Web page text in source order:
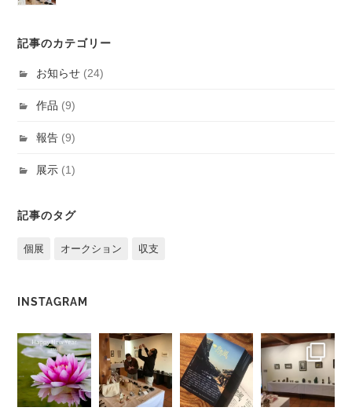
記事のカテゴリー
お知らせ (24)
作品 (9)
報告 (9)
展示 (1)
記事のタグ
個展 オークション 収支
INSTAGRAM